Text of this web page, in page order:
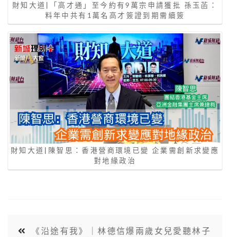
財知大道|「高才通」至今約有9萬宗申請獲批 孫玉菡：
料年中共有1萬名高才簽證到期需續簽
財知大道|陳智思：香港營商環境已變 企業需創新求變應
對地緣政治
《沿途有我》｜林德信爆兩歲女兒愛聽林子